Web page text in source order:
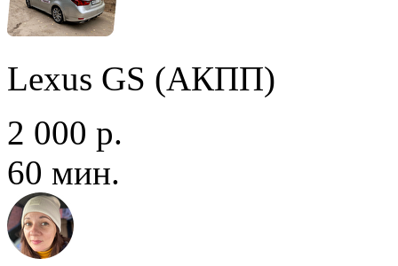
Lexus GS (АКПП)
2 000 р.
60 мин.